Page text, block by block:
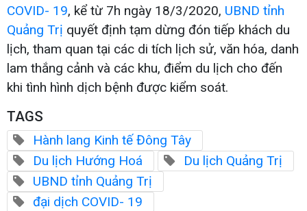
COVID- 19, kể từ 7h ngày 18/3/2020, UBND tỉnh
Quảng Trị quyết định tạm dừng đón tiếp khách du
lịch, tham quan tại các di tích lịch sử, văn hóa, danh
lam thắng cảnh và các khu, điểm du lịch cho đến
khi tình hình dịch bệnh được kiểm soát.
TAGS
Hành lang Kinh tế Đông Tây
Du lịch Hướng Hoá
Du lịch Quảng Trị
UBND tỉnh Quảng Trị
đại dịch COVID- 19